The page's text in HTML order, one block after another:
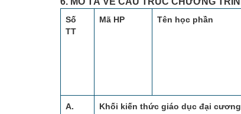
Số
TT
Mã HP Tên học phần
A. Khối kiến thức giáo dục đại cương